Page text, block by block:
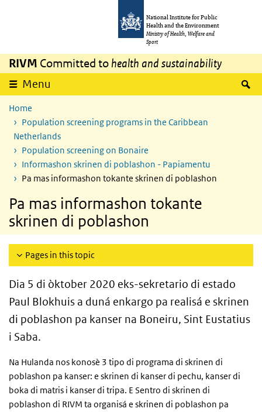
National Institute for Public
Health and the Environment
Ministry of Health, Welfare and
Sport
RIVM Committed to health and sustainability
Menu
Home
Population screening programs in the Caribbean
Netherlands
Population screening on Bonaire
Informashon skrinen di poblashon - Papiamentu
Pa mas informashon tokante skrinen di poblashon
Pa mas informashon tokante
skrinen di poblashon
Pages in this topic
Dia 5 di òktober 2020 eks-sekretario di estado
Paul Blokhuis a duná enkargo pa realisá e skrinen
di poblashon pa kanser na Boneiru, Sint Eustatius
i Saba.
Na Hulanda nos konosè 3 tipo di programa di skrinen di
poblashon pa kanser: e skrinen di kanser di pechu, kanser di
boka di matris i kanser di tripa. E Sentro di skrinen di
poblashon di RIVM ta organisá e skrinen di poblashon pa